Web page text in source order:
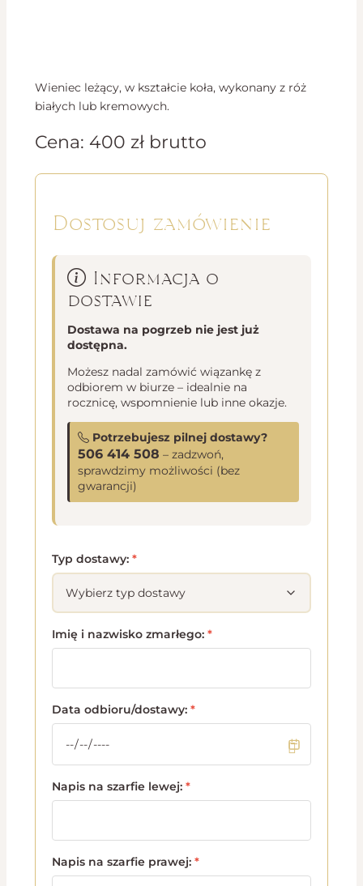
Wieniec leżący, w kształcie koła, wykonany z róż
białych lub kremowych.
Cena: 400 zł brutto
Dostosuj zamówienie
Informacja o
dostawie
Dostawa na pogrzeb nie jest już
dostępna.
Możesz nadal zamówić wiązankę z
odbiorem w biurze – idealnie na
rocznicę, wspomnienie lub inne okazje.
Potrzebujesz pilnej dostawy?
506 414 508 – zadzwoń,
sprawdzimy możliwości (bez
gwarancji)
Typ dostawy: *
Imię i nazwisko zmarłego: *
Data odbioru/dostawy: *
Napis na szarfie lewej: *
Napis na szarfie prawej: *